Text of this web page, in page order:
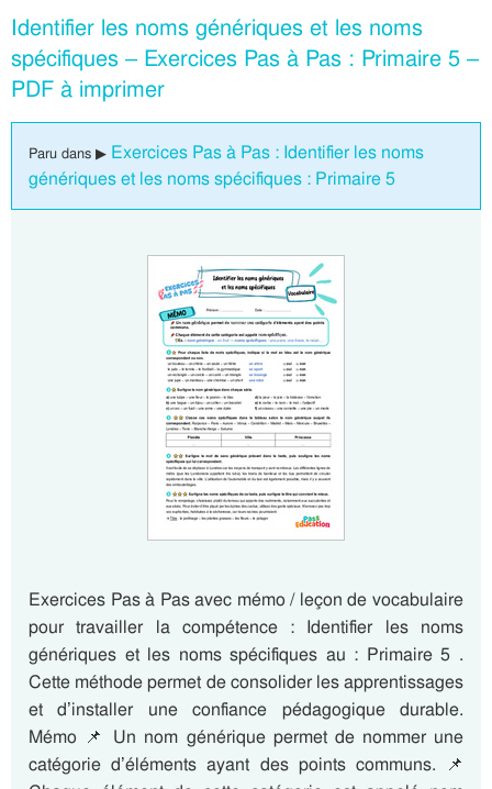
Identifier les noms génériques et les noms
spécifiques – Exercices Pas à Pas : Primaire 5 –
PDF à imprimer
Paru dans ▶ Exercices Pas à Pas : Identifier les noms
génériques et les noms spécifiques : Primaire 5
Exercices Pas à Pas avec mémo / leçon de vocabulaire
pour travailler la compétence : Identifier les noms
génériques et les noms spécifiques au : Primaire 5 .
Cette méthode permet de consolider les apprentissages
et d’installer une confiance pédagogique durable.
Mémo 📌 Un nom générique permet de nommer une
catégorie d’éléments ayant des points communs. 📌